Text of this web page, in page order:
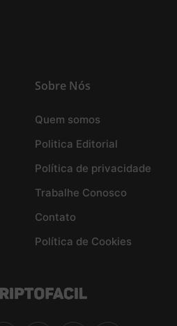
Sobre Nós
Quem somos
Politica Editorial
Política de privacidade
Trabalhe Conosco
Contato
Política de Cookies